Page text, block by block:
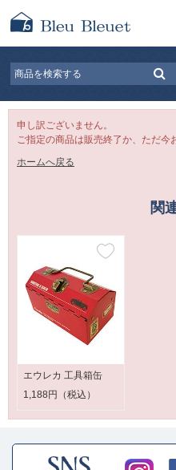
申し訳ございません。
ご指定の商品は販売終了か、ただ今
ホームへ戻る
関
エウレカ 工具箱缶
1,188円（税込）